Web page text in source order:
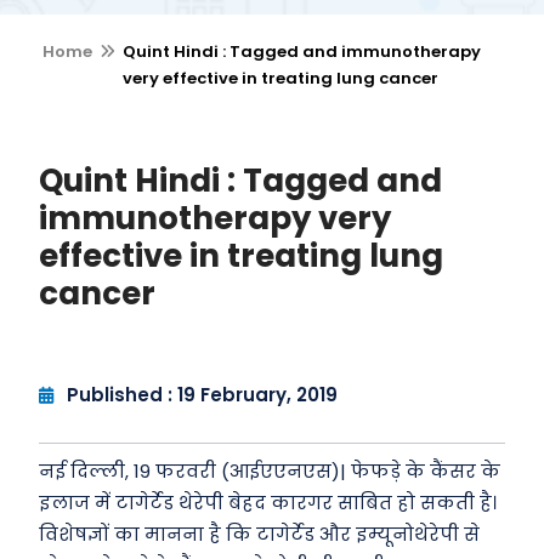
Home
Quint Hindi : Tagged and immunotherapy
very effective in treating lung cancer
Quint Hindi : Tagged and
immunotherapy very
effective in treating lung
cancer
Published : 19 February, 2019
नई दिल्ली, 19 फरवरी (आईएएनएस)| फेफड़े के कैंसर के
इलाज में टागेर्टेड थेरेपी बेहद कारगर साबित हो सकती है।
विशेषज्ञों का मानना है कि टागेर्टेड और इम्यूनोथेरेपी से